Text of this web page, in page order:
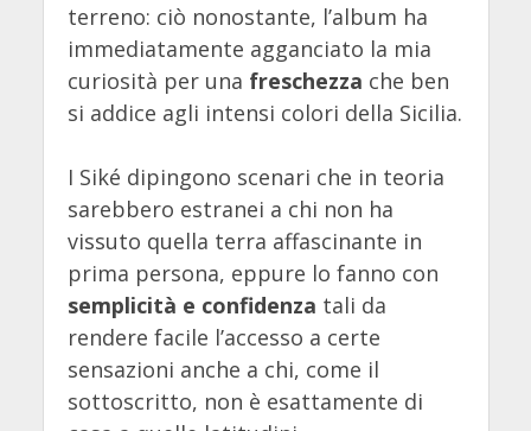
terreno: ciò nonostante, l’album ha
immediatamente agganciato la mia
curiosità per una freschezza che ben
si addice agli intensi colori della Sicilia.
I Siké dipingono scenari che in teoria
sarebbero estranei a chi non ha
vissuto quella terra affascinante in
prima persona, eppure lo fanno con
semplicità e confidenza tali da
rendere facile l’accesso a certe
sensazioni anche a chi, come il
sottoscritto, non è esattamente di